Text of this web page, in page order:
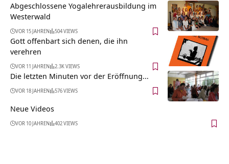
Abgeschlossene Yogalehrerausbildung im
Westerwald
VOR 15 JAHREN 504 VIEWS
Gott offenbart sich denen, die ihn
verehren
VOR 11 JAHREN 2.3K VIEWS
Die letzten Minuten vor der Eröffnung…
VOR 18 JAHREN 576 VIEWS
Neue Videos
VOR 10 JAHREN 402 VIEWS